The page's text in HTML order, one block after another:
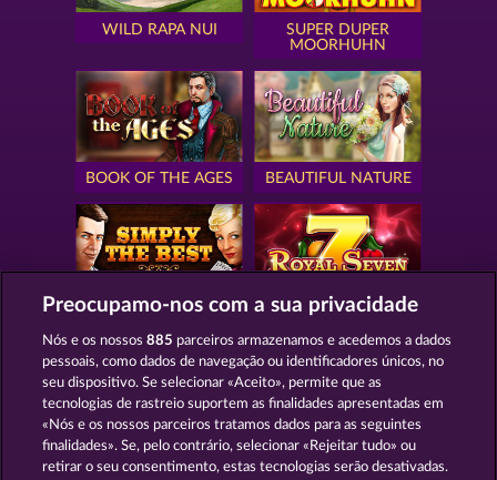
WILD RAPA NUI
SUPER DUPER
MOORHUHN
BOOK OF THE AGES BEAUTIFUL NATURE
SIMPLY THE BEST ROYAL SEVEN
GOLDEN EI OF
MOORHUHN
FOREVER
DIAMONDS
Preocupamo-nos com a sua privacidade
Nós e os nossos885 parceiros armazenamos e acedemos a dados
pessoais, como dados de navegação ou identificadores únicos, no
seu dispositivo. Se selecionar «Aceito», permite que as
tecnologias de rastreio suportem as finalidades apresentadas em
«Nós e os nossos parceiros tratamos dados para as seguintes
finalidades». Se, pelo contrário, selecionar «Rejeitar tudo» ou
retirar o seu consentimento, estas tecnologias serão desativadas.